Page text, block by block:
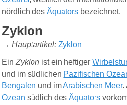
nördlich desÄquators bezeichnet.
Zyklon
→Hauptartikel:Zyklon
EinZyklon ist ein heftiger
und im südlichen Pazifischen
Bengalen und imArabischen Meer.
Ozean südlich desÄquators